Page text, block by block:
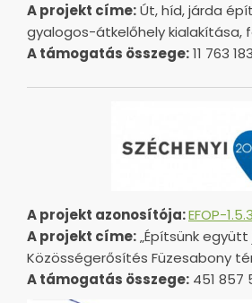
A projekt címe:Út, híd, járda
gyalogos-átkelőhely kialakítása,
A támogatás összege:11 763
A projekt azonosítója:EFOP-
A projekt címe:„Építsünk
Közösségerősítés Füzesabony
A támogatás összege: 451 857